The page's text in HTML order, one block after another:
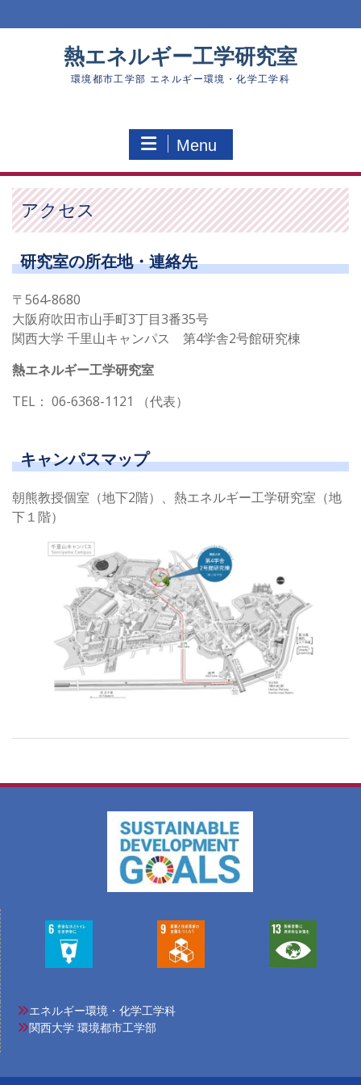
to
熱エネルギー工学研究室
環境都市工学部 エネルギー環境・化学工学科
Menu
アクセス
研究室の所在地・連絡先
〒564-8680
大阪府吹田市山手町3丁目3番35号
関西大学 千里山キャンパス 第4学舎2号館研究棟
熱エネルギー工学研究室
TEL： 06-6368-1121 （代表）
キャンパスマップ
朝熊教授個室（地下2階）、熱エネルギー工学研究室（地
下１階）
エネルギー環境・化学工学科
関西大学 環境都市工学部